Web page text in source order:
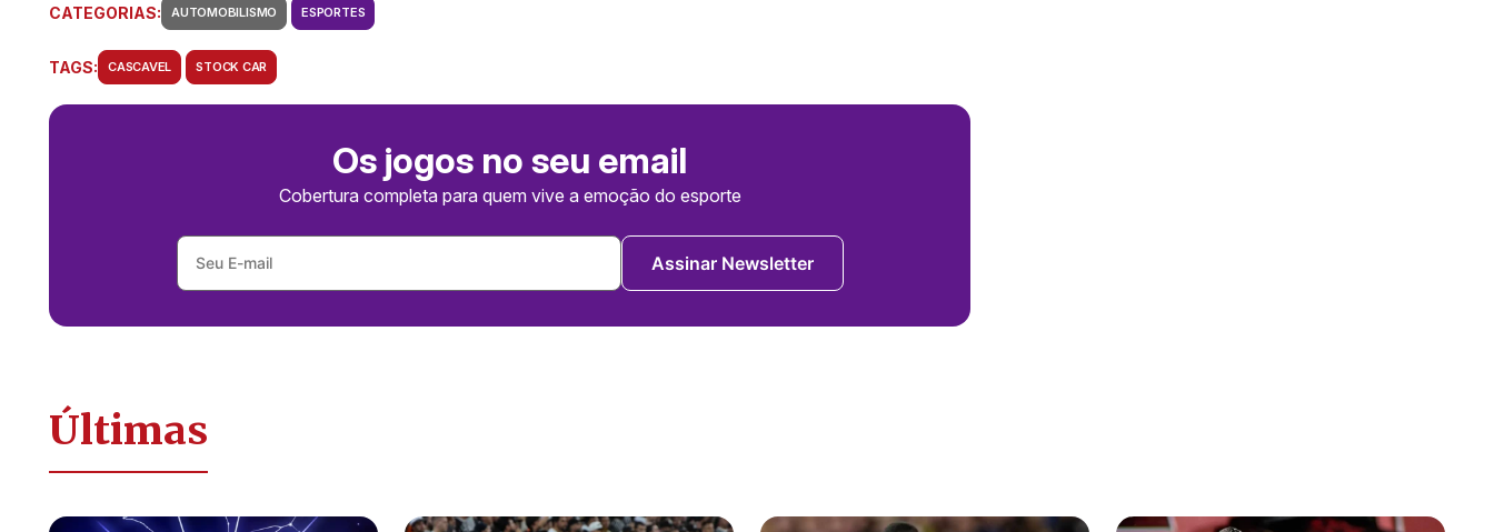
CATEGORIAS: AUTOMOBILISMO ESPORTES
TAGS: CASCAVEL STOCK CAR
Os jogos no seu email
Cobertura completa para quem vive a emoção do esporte
Assinar Newsletter
Últimas